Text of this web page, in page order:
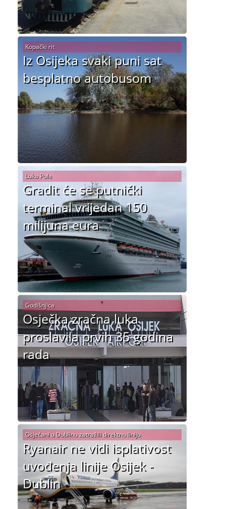
Iz Osijeka svaki puni sat
besplatno autobusom
Kopački rit
Gradit će se putnički
terminal vrijedan 150
milijuna eura
Luka Pula
Osječka zračna luka
proslavila prvih 35 godina
rada
Godišnjica
Ryanair ne vidi isplativost
uvođenja linije Osijek -
Dublin
Osjećani u Dublinu zatražili direktnu liniju